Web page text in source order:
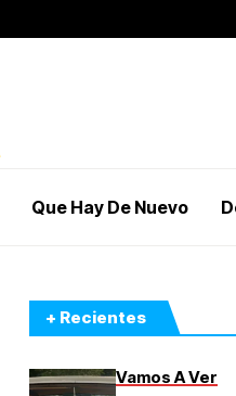
Que Hay De Nuevo
+ Recientes
Vamos A Ver